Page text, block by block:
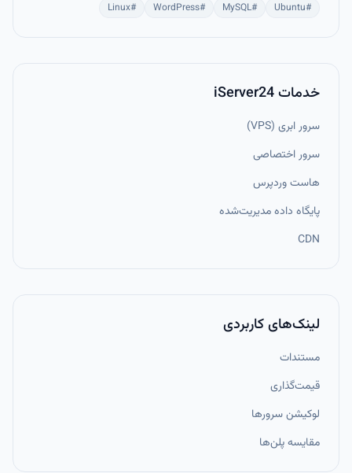
#
Ubuntu
#
MySQL
#
WordPress
#
Linux
خدمات iServer24
سرور ابری (VPS)
سرور اختصاصی
هاست وردپرس
پایگاه داده مدیریت‌شده
CDN
لینک‌های کاربردی
مستندات
قیمت‌گذاری
لوکیشن سرورها
مقایسه پلن‌ها